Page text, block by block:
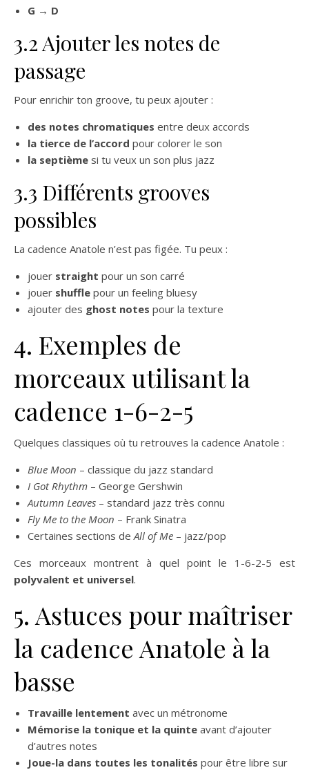
G → D
3.2 Ajouter les notes de
passage
Pour enrichir ton groove, tu peux ajouter :
des notes chromatiques entre deux accords
la tierce de l’accord pour colorer le son
la septième si tu veux un son plus jazz
3.3 Différents grooves
possibles
La cadence Anatole n’est pas figée. Tu peux :
jouer straight pour un son carré
jouer shuffle pour un feeling bluesy
ajouter des ghost notes pour la texture
4. Exemples de
morceaux utilisant la
cadence 1-6-2-5
Quelques classiques où tu retrouves la cadence Anatole :
Blue Moon – classique du jazz standard
I Got Rhythm – George Gershwin
Autumn Leaves – standard jazz très connu
Fly Me to the Moon – Frank Sinatra
Certaines sections deAll of Me – jazz/pop
Ces morceaux montrent à quel point le 1-6-2-5 est
polyvalent et universel.
5. Astuces pour maîtriser
la cadence Anatole à la
basse
Travaille lentement avec un métronome
Mémorise la tonique et la quinte avant d’ajouter
d’autres notes
Joue-la dans toutes les tonalités pour être libre sur